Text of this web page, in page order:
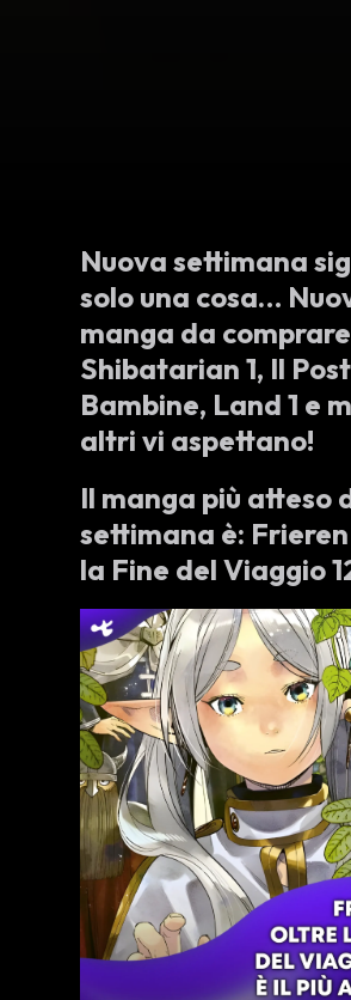
Nuova settimana
solo una cosa…
manga da
Shibatarian 1, Il
Bambine, Land 1 e
altri vi aspettano!
Il manga più atteso
settimana è:
la Fine del Viaggio